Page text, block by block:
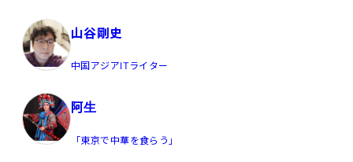
山谷剛史
中国アジアITライター
阿生
「東京で中華を食らう」